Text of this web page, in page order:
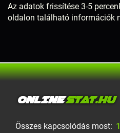
Az adatok frissítése 3-5
oldalon található információk
ONLINESTAT.HU
Összes kapcsolódás most: